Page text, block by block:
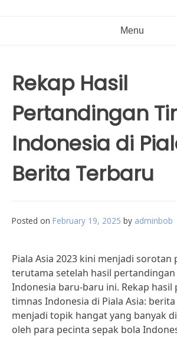
Menu
Rekap Hasil
Pertandingan
Indonesia di
Berita Terbaru
Posted on February 19, 2025 by adminbob
Piala Asia 2023 kini menjadi sorotan
terutama setelah hasil pertandingan
Indonesia baru-baru ini. Rekap
timnas Indonesia di Piala Asia:
menjadi topik hangat yang banyak
oleh para pecinta sepak bola